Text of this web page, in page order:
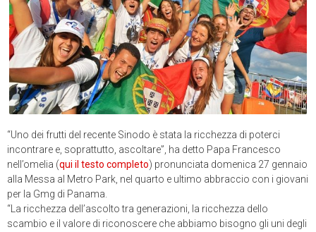
“Uno dei frutti del recente Sinodo è stata la ricchezza di poterci
incontrare e, soprattutto, ascoltare”, ha detto Papa Francesco
nell’omelia (qui il testo completo) pronunciata domenica 27 gennaio
alla Messa al Metro Park, nel quarto e ultimo abbraccio con i giovani
per la Gmg di Panama.
“La ricchezza dell’ascolto tra generazioni, la ricchezza dello
scambio e il valore di riconoscere che abbiamo bisogno gli uni degli